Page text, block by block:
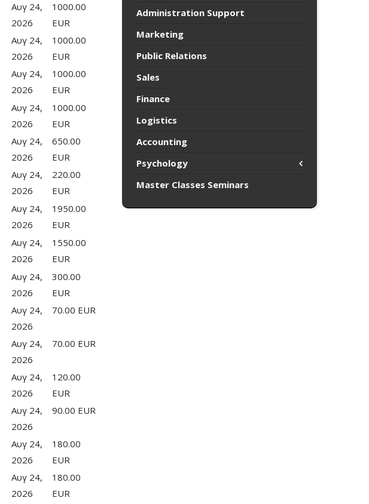
Αυγ 24,
2026
1000.00
EUR
Αυγ 24,
2026
1000.00
EUR
Αυγ 24,
2026
1000.00
EUR
Αυγ 24,
2026
1000.00
EUR
Αυγ 24,
2026
650.00
EUR
Αυγ 24,
2026
220.00
EUR
Αυγ 24,
2026
1950.00
EUR
Αυγ 24,
2026
1550.00
EUR
Αυγ 24,
2026
300.00
EUR
Αυγ 24,
2026
70.00 EUR
Αυγ 24,
2026
70.00 EUR
Αυγ 24,
2026
120.00
EUR
Αυγ 24,
2026
90.00 EUR
Αυγ 24,
2026
180.00
EUR
Αυγ 24,
2026
180.00
EUR
Administration Support
Marketing
Public Relations
Sales
Finance
Logistics
Accounting
Psychology
Master Classes Seminars